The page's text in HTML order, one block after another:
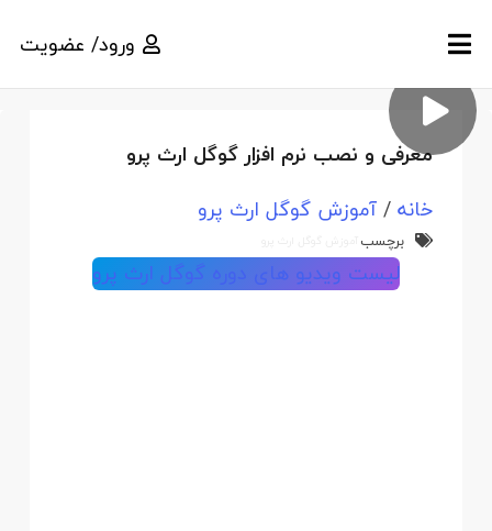
ورود/ عضویت
معرفی و نصب نرم افزار گوگل ارث پرو
خانه/آموزش گوگل ارث پرو
برچسب
لیست ویدیو های دوره گوگل ارث پرو